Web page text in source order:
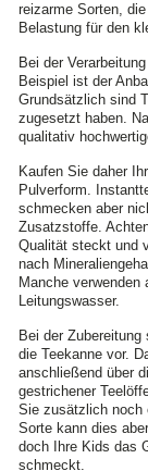
reizarme Sorten,
Belastung für den
Bei der
Beispiel ist der
Grundsätzlich sind
zugesetzt haben.
qualitativ
Kaufen Sie daher
Pulverform.
schmecken aber
Zusatzstoffe.
Qualität steckt und
nach
Manche
Leitungswasser.
Bei der
die Teekanne vor.
anschließend über
gestrichener
Sie zusätzlich noch
Sorte kann dies
doch Ihre Kids das
schmeckt.